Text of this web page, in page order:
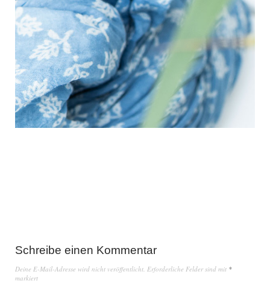
Schreibe einen Kommentar
Deine E-Mail-Adresse wird nicht veröffentlicht. Erforderliche Felder sind mit *
markiert